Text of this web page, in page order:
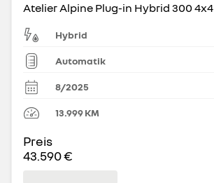
Atelier Alpine Plug-in Hybrid 300 4x4
Hybrid
Automatik
8/2025
13.999KM
Preis
43.590 €